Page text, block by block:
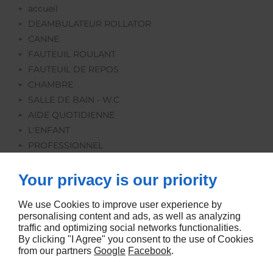
accueil
DEAMBULATEUR ROLLATOR
CANNE
FAUTEUIL ROULANT
FAUTEUIL DE REPOS
CHAMBRE
SALLE DE BAIN - W.C
AIDE QUOTIDIENNE
L'ENFANT
PROFESSIONNEL
ORTHOPEDIE
LOCATION
Your privacy is our priority
We use Cookies to improve user experience by
personalising content and ads, as well as analyzing
traffic and optimizing social networks functionalities.
By clicking "I Agree" you consent to the use of Cookies
from our partners Google Facebook.